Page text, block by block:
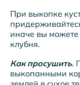
При выкопке
иначе вы
клубня.
Как просушить.
выкопанными